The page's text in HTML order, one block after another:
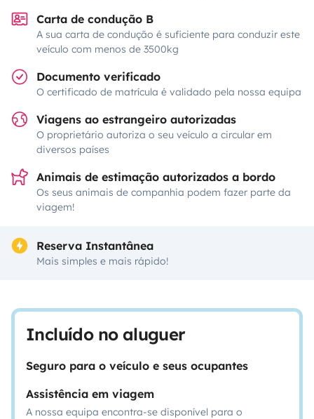
Carta de condução B
A sua carta de condução é suficiente para conduzir este
veículo com menos de 3500kg
Documento verificado
O certificado de matrícula é validado pela nossa equipa
Viagens ao estrangeiro autorizadas
O proprietário autoriza o seu veículo a circular em
diversos países
Animais de estimação autorizados a bordo
Os seus animais de companhia podem fazer parte da
viagem!
Reserva Instantânea
Mais simples e mais rápido!
Incluído no aluguer
Seguro para o veículo e seus ocupantes
Assistência em viagem
A nossa equipa encontra-se disponível para o